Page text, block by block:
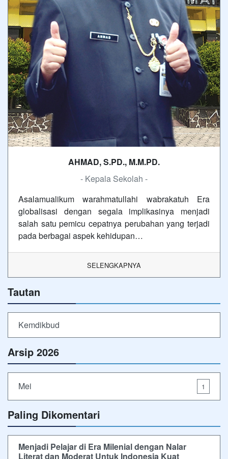
AHMAD, S.PD., M.M.PD.
- Kepala Sekolah -
Asalamualikum warahmatullahi wabrakatuh Era
globalisasi dengan segala implikasinya menjadi
salah satu pemicu cepatnya perubahan yang terjadi
pada berbagai aspek kehidupan…
SELENGKAPNYA
Tautan
Kemdikbud
Arsip 2026
Mei 1
Paling Dikomentari
Menjadi Pelajar di Era Milenial dengan Nalar
Literat dan Moderat Untuk Indonesia Kuat